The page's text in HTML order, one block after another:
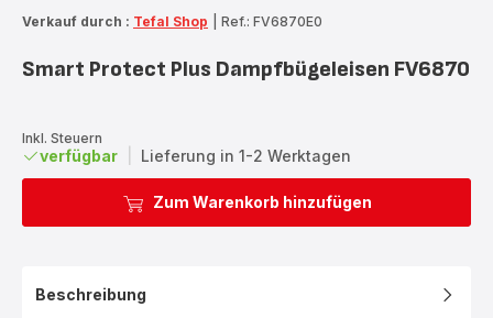
Verkauf durch : Tefal Shop Ref.: FV6870E0
Smart Protect Plus Dampfbügeleisen FV6870
Inkl. Steuern
verfügbar Lieferung in 1-2 Werktagen
Zum Warenkorb hinzufügen
Beschreibung